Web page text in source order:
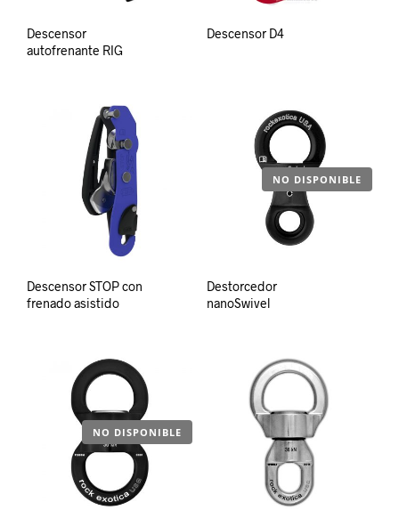
Descensor
autofrenante RIG
Descensor D4
Descensor STOP con
frenado asistido
NO DISPONIBLE
Destorcedor
nanoSwivel
NO DISPONIBLE